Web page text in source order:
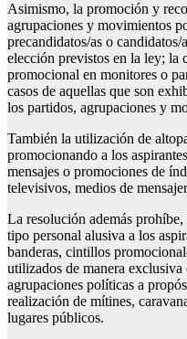
Asimismo, la promoción y
agrupaciones y movimientos
precandidatos/as o
elección previstos en la ley; la
promocional en monitores o
casos de aquellas que son
los partidos, agrupaciones y
También la utilización de
promocionando a los
mensajes o promociones de
televisivos, medios de
La resolución además
tipo personal alusiva a los
banderas, cintillos
utilizados de manera
agrupaciones políticas a
realización de mítines,
lugares públicos.